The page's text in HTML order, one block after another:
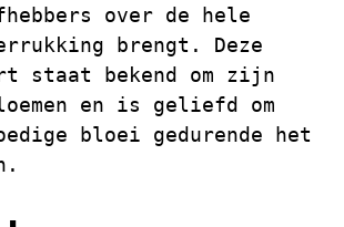
over de hele
brengt. Deze
staat bekend om zijn
en is geliefd om
bloei gedurende het